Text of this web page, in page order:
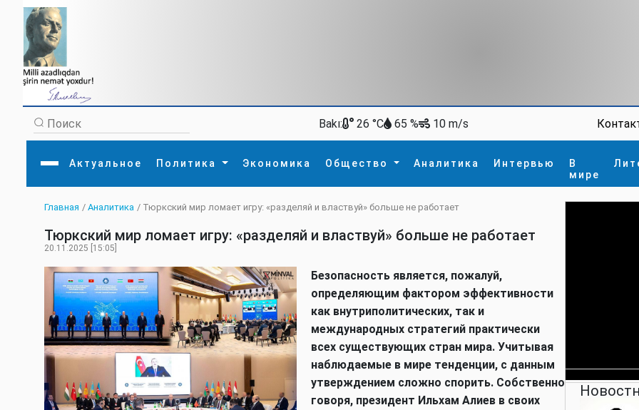
Bakı: 26 °C 65 % 10 m/s
Актуальное Политика Экономика Общество Аналитика Интервью
В
мире
Актуальное
Экономика
Культура
Интервью
МЕДИА
Внешняя политика
Внутренняя политика
Туризм
Происшествие
Диаспора
İdmanНовые технологии
Главная / Аналитика / Тюркский мир ломает игру: «разделяй и властвуй» больше не работает
Тюркский мир ломает игру: «разделяй и властвуй» больше не работает
20.11.2025 [15:05]
Безопасность является, пожалуй,
определяющим фактором эффективности
как внутриполитических, так и
международных стратегий практически
всех существующих стран мира. Учитывая
наблюдаемые в мире тенденции, с данным
утверждением сложно спорить. Собственно
говоря, президент Ильхам Алиев в своих